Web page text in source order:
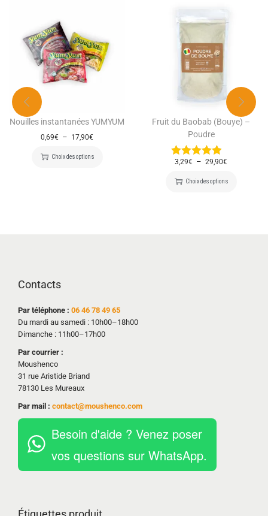
Nouilles instantanées YUMYUM
0,69€ – 17,90€
Choix des options
Fruit du Baobab (Bouye) –
Poudre
3,29€ – 29,90€
Choix des options
Contacts
Par téléphone : 06 46 78 49 65
Du mardi au samedi : 10h00–18h00
Dimanche : 11h00–17h00
Par courrier :
Moushenco
31 rue Aristide Briand
78130 Les Mureaux
Par mail : contact@moushenco.com
Besoin d'aide ? Venez poser
vos questions sur WhatsApp.